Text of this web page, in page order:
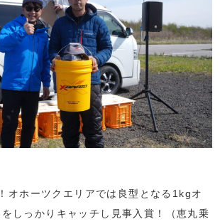
オホーツクエリアでは良型となる1kgオ
しっかりキャッチし見事入賞！（恵丸乗